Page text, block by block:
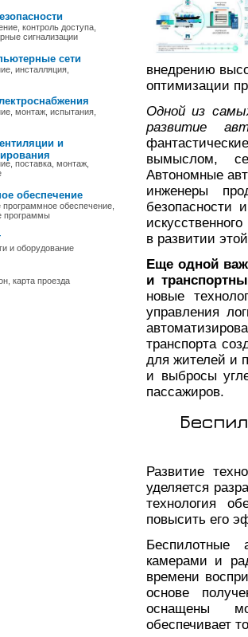
контроль доступа,
сигнализации
сети
инсталляция,
монтаж, испытания,
и
поставка, монтаж,
обеспечение
программное обеспечение,
программы
и оборудование
карта проезда
внедрению
оптимизации
Одной из
развитие
вымыслом,
Автономные
инженеры
безопасности
в развитии
Еще одной
и
новые
управления
транспорта
для жителей и
и выбросы
пассажиров.
Развитие
уделяется
технология
повысить его
Беспилотные
камерами и
времени
основе
оснащены
обеспечивает